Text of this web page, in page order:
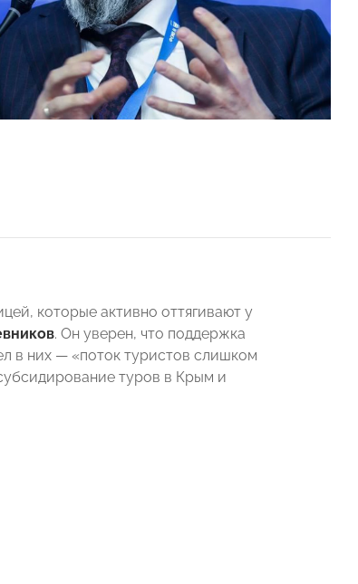
которые активно оттягивают у
. Он уверен, что поддержка
в них — «поток туристов слишком
туров в Крым и